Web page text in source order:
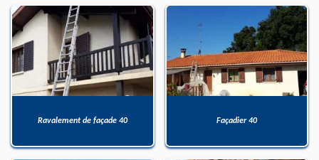
Ravalement de façade 40 Façadier 40